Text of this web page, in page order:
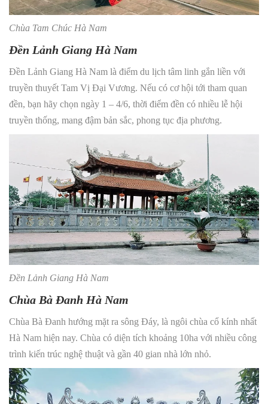
Chùa Tam Chúc Hà Nam
Đền Lảnh Giang Hà Nam
Đền Lảnh Giang Hà Nam là điểm du lịch tâm linh gắn liền với
truyền thuyết Tam Vị Đại Vương. Nếu có cơ hội tới tham quan
đền, bạn hãy chọn ngày 1 – 4/6, thời điểm đền có nhiều lễ hội
truyền thống, mang đậm bản sắc, phong tục địa phương.
Đền Lảnh Giang Hà Nam
Chùa Bà Đanh Hà Nam
Chùa Bà Đanh hướng mặt ra sông Đáy, là ngôi chùa cổ kính nhất
Hà Nam hiện nay. Chùa có diện tích khoảng 10ha với nhiều công
trình kiến trúc nghệ thuật và gần 40 gian nhà lớn nhỏ.